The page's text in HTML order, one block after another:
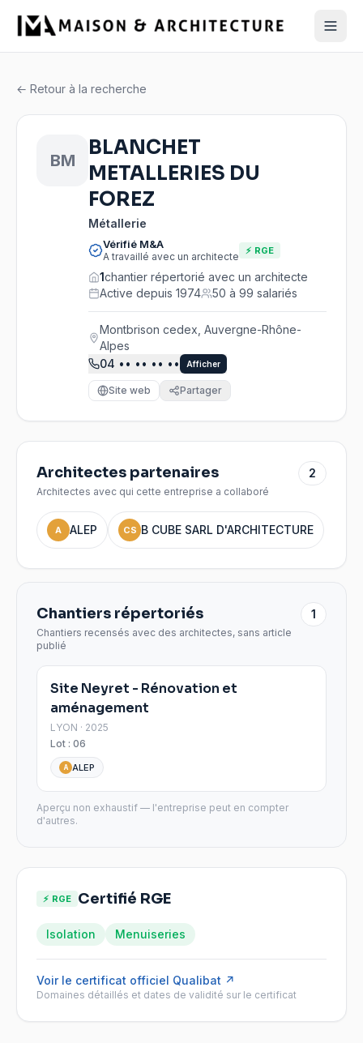
← Retour à la recherche
BM
BLANCHET
METALLERIES DU
FOREZ
Métallerie
Vérifié M&A
A travaillé avec un architecte ⚡ RGE
1chantier répertorié avec un architecte
Active depuis 1974
50 à 99 salariés
Montbrison cedex, Auvergne-Rhône-
Alpes
04 •• •• •• •• Afficher
Site web Partager
Architectes partenaires
Architectes avec qui cette entreprise a collaboré
2
A ALEP CS B CUBE SARL D'ARCHITECTURE
Chantiers répertoriés
Chantiers recensés avec des architectes, sans article
publié
1
Site Neyret - Rénovation et
aménagement
LYON · 2025
Lot : 06
A ALEP
Aperçu non exhaustif — l'entreprise peut en compter
d'autres.
⚡ RGE Certifié RGE
Isolation Menuiseries
Voir le certificat officiel Qualibat ↗
Domaines détaillés et dates de validité sur le certificat